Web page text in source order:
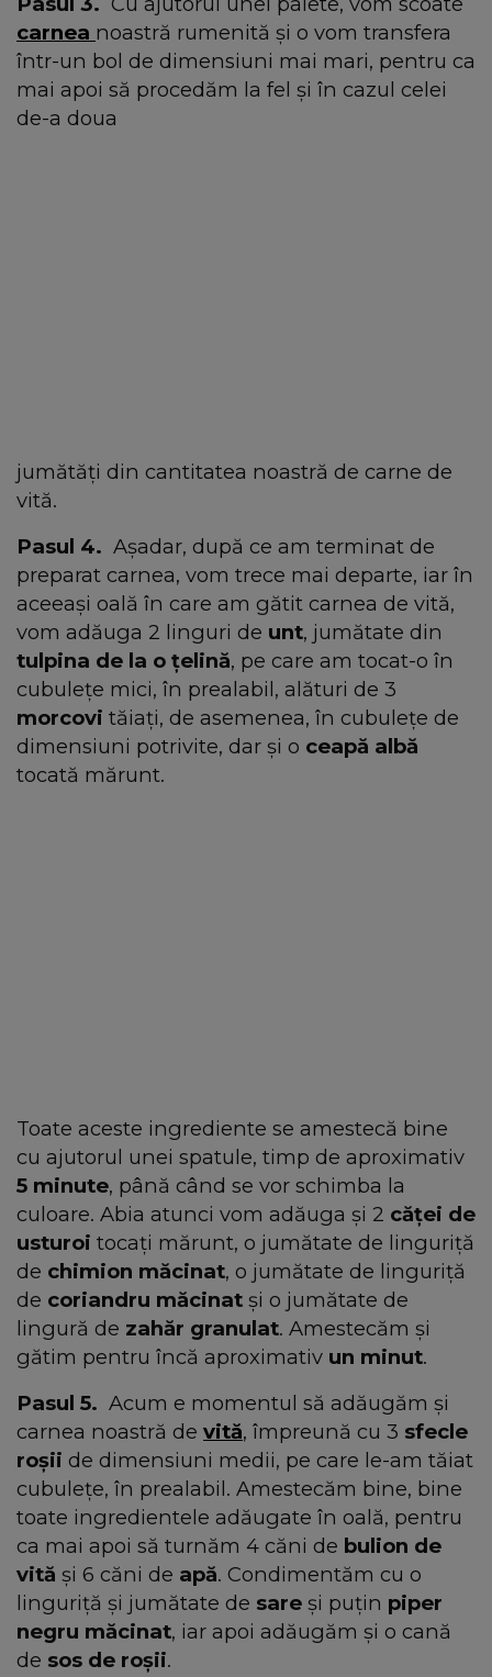
carnea noastră rumenită și o vom transfera
într-un bol de dimensiuni mai mari, pentru ca
mai apoi să procedăm la fel și în cazul celei
de-a doua
jumătăți din cantitatea noastră de carne de
vită.
Pasul 4. Așadar, după ce am terminat de
preparat carnea, vom trece mai departe, iar în
aceeași oală în care am gătit carnea de vită,
vom adăuga 2 linguri de unt, jumătate din
tulpina de la o țelină, pe care am tocat-o în
cubulețe mici, în prealabil, alături de 3
morcovi tăiați, de asemenea, în cubulețe de
dimensiuni potrivite, dar și o ceapă albă
tocată mărunt.
Toate aceste ingrediente se amestecă bine
cu ajutorul unei spatule, timp de aproximativ
5 minute, până când se vor schimba la
culoare. Abia atunci vom adăuga și 2 căței de
usturoi tocați mărunt, o jumătate de linguriță
de chimion măcinat, o jumătate de linguriță
de coriandru măcinat și o jumătate de
lingură de zahăr granulat. Amestecăm și
gătim pentru încă aproximativ un minut.
Pasul 5. Acum e momentul să adăugăm și
carnea noastră de vită, împreună cu 3 sfecle
roșii de dimensiuni medii, pe care le-am tăiat
cubulețe, în prealabil. Amestecăm bine, bine
toate ingredientele adăugate în oală, pentru
ca mai apoi să turnăm 4 căni de bulion de
vită și 6 căni de apă. Condimentăm cu o
linguriță și jumătate de sare și puțin piper
negru măcinat, iar apoi adăugăm și o cană
de sos de roșii.